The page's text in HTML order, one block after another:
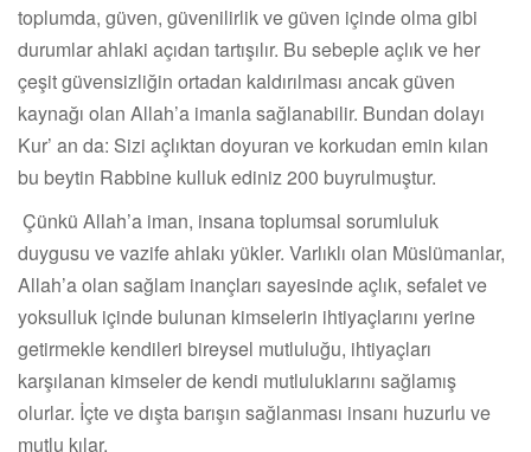
toplumda, güven, güvenilirlik ve güven içinde olma gibi
durumlar ahlaki açıdan tartışılır. Bu sebeple açlık ve her
çeşit güvensizliğin ortadan kaldırılması ancak güven
kaynağı olan Allah’a imanla sağlanabilir. Bundan dolayı
Kur’ an da: Sizi açlıktan doyuran ve korkudan emin kılan
bu beytin Rabbine kulluk ediniz 200 buyrulmuştur.
Çünkü Allah’a iman, insana toplumsal sorumluluk
duygusu ve vazife ahlakı yükler. Varlıklı olan Müslümanlar,
Allah’a olan sağlam inançları sayesinde açlık, sefalet ve
yoksulluk içinde bulunan kimselerin ihtiyaçlarını yerine
getirmekle kendileri bireysel mutluluğu, ihtiyaçları
karşılanan kimseler de kendi mutluluklarını sağlamış
olurlar. İçte ve dışta barışın sağlanması insanı huzurlu ve
mutlu kılar.